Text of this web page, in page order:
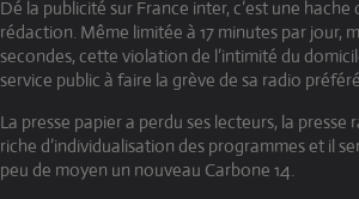
Dé la publicité sur France inter, c’est une
rédaction. Même limitée à 17 minutes par jour,
secondes, cette violation de l’intimité du
service public à faire la grève de sa radio
La presse papier a perdu ses lecteurs, la
riche d’individualisation des programmes et il
peu de moyen un nouveau Carbone 14.